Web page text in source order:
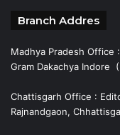
Branch Addres
Madhya Pradesh Office
Gram Dakachya Indore
Chattisgarh Office :
Rajnandgaon,